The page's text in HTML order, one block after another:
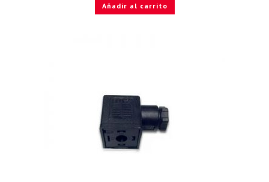
Añadir al carrito